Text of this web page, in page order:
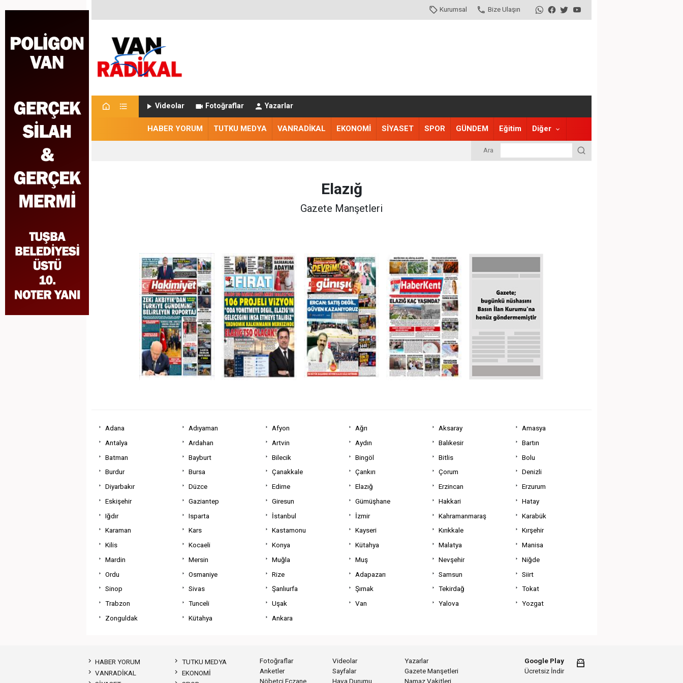
Kurumsal Bize Ulaşın
Videolar Fotoğraflar Yazarlar
HABER YORUM TUTKU MEDYA VANRADİKAL EKONOMİ SİYASET SPOR GÜNDEM Eğitim Diğer
Ara
Elazığ
Gazete Manşetleri
Adana Adıyaman Afyon Ağrı Aksaray
Amasya
Antalya
Ardahan Artvin Aydın Balıkesir
Bartın
Batman
Bayburt Bilecik Bingöl Bitlis
Bolu
Burdur
Bursa Çanakkale Çankırı Çorum
Denizli
Diyarbakır
Düzce Edirne Elazığ Erzincan
Erzurum
Eskişehir
Gaziantep Giresun Gümüşhane Hakkari
Hatay
Iğdır
Isparta İstanbul İzmir Kahramanmaraş
Karabük
Karaman
Kars Kastamonu Kayseri Kırıkkale
Kırşehir
Kilis
Kocaeli Konya Kütahya Malatya
Manisa
Mardin
Mersin Muğla Muş Nevşehir
Niğde
Ordu
Osmaniye Rize Adapazarı Samsun
Siirt
Sinop
Sivas Şanlıurfa Şırnak Tekirdağ
Tokat
Trabzon
Tunceli Uşak Van Yalova
Yozgat
Zonguldak
Kütahya Ankara
HABER YORUM
TUTKU MEDYA
VANRADİKAL
EKONOMİ
Fotoğraflar Videolar
Yazarlar
Anketler
Sayfalar
Gazete Manşetleri
Nöbetçi Eczane
Hava Durumu Namaz Vakitleri
Google Play
Ücretsiz İndir